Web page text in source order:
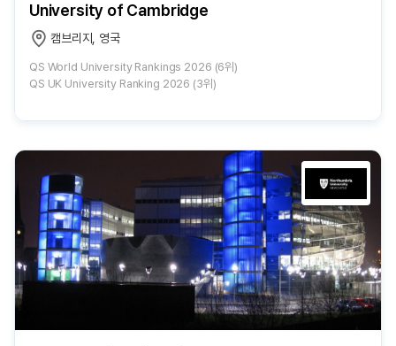
University of Cambridge
캠브리지, 영국
QS World University Rankings 2026 (6위)
QS UK University Ranking 2026 (3위)